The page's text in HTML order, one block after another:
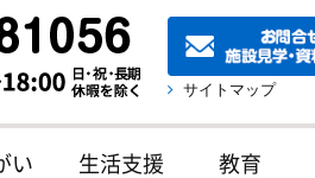
サイトマップ
い 生活支援 教育